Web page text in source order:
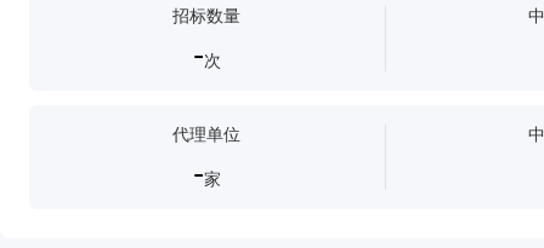
招标数量
-次
代理单位
-家